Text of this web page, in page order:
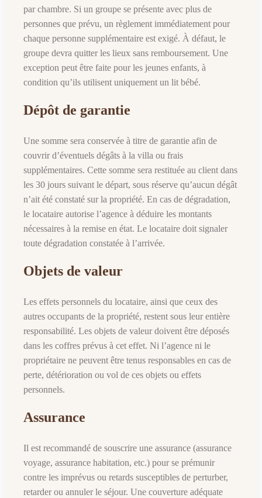
par chambre. Si un groupe se présente avec plus de
personnes que prévu, un règlement immédiatement pour
chaque personne supplémentaire est exigé. À défaut, le
groupe devra quitter les lieux sans remboursement. Une
exception peut être faite pour les jeunes enfants, à
condition qu’ils utilisent uniquement un lit bébé.
Dépôt de garantie
Une somme sera conservée à titre de garantie afin de
couvrir d’éventuels dégâts à la villa ou frais
supplémentaires. Cette somme sera restituée au client dans
les 30 jours suivant le départ, sous réserve qu’aucun dégât
n’ait été constaté sur la propriété. En cas de dégradation,
le locataire autorise l’agence à déduire les montants
nécessaires à la remise en état. Le locataire doit signaler
toute dégradation constatée à l’arrivée.
Objets de valeur
Les effets personnels du locataire, ainsi que ceux des
autres occupants de la propriété, restent sous leur entière
responsabilité. Les objets de valeur doivent être déposés
dans les coffres prévus à cet effet. Ni l’agence ni le
propriétaire ne peuvent être tenus responsables en cas de
perte, détérioration ou vol de ces objets ou effets
personnels.
Assurance
Il est recommandé de souscrire une assurance (assurance
voyage, assurance habitation, etc.) pour se prémunir
contre les imprévus ou retards susceptibles de perturber,
retarder ou annuler le séjour. Une couverture adéquate